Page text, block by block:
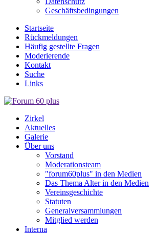
Geschäftsbedingungen
Startseite
Rückmeldungen
Häufig gestellte Fragen
Moderierende
Kontakt
Suche
Links
Zirkel
Aktuelles
Galerie
Über uns
Vorstand
Moderationsteam
"forum60plus" in den Medien
Das Thema Alter in den Medien
Vereinsgeschichte
Statuten
Generalversammlungen
Mitglied werden
Interna